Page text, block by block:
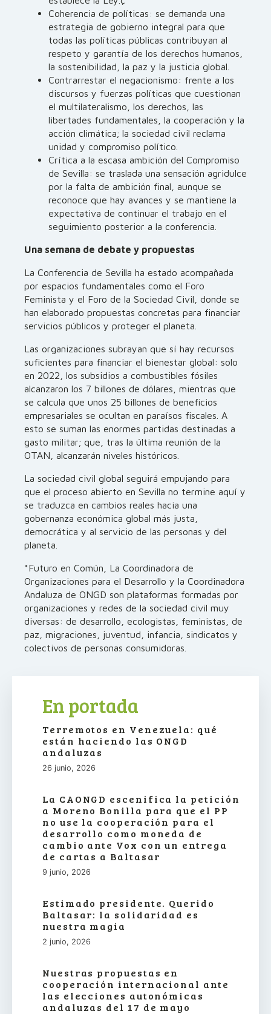
Coherencia de políticas: se demanda una
estrategia de gobierno integral para que
todas las políticas públicas contribuyan al
respeto y garantía de los derechos humanos,
la sostenibilidad, la paz y la justicia global.
Contrarrestar el negacionismo: frente a los
discursos y fuerzas políticas que cuestionan
el multilateralismo, los derechos, las
libertades fundamentales, la cooperación y la
acción climática; la sociedad civil reclama
unidad y compromiso político.
Crítica a la escasa ambición del Compromiso
de Sevilla: se traslada una sensación agridulce
por la falta de ambición final, aunque se
reconoce que hay avances y se mantiene la
expectativa de continuar el trabajo en el
seguimiento posterior a la conferencia.
Una semana de debate y propuestas
La Conferencia de Sevilla ha estado acompañada
por espacios fundamentales como el Foro
Feminista y el Foro de la Sociedad Civil, donde se
han elaborado propuestas concretas para financiar
servicios públicos y proteger el planeta.
Las organizaciones subrayan que sí hay recursos
suficientes para financiar el bienestar global: solo
en 2022, los subsidios a combustibles fósiles
alcanzaron los 7 billones de dólares, mientras que
se calcula que unos 25 billones de beneficios
empresariales se ocultan en paraísos fiscales. A
esto se suman las enormes partidas destinadas a
gasto militar; que, tras la última reunión de la
OTAN, alcanzarán niveles históricos.
La sociedad civil global seguirá empujando para
que el proceso abierto en Sevilla no termine aquí y
se traduzca en cambios reales hacia una
gobernanza económica global más justa,
democrática y al servicio de las personas y del
planeta.
*Futuro en Común, La Coordinadora de
Organizaciones para el Desarrollo y la Coordinadora
Andaluza de ONGD son plataformas formadas por
organizaciones y redes de la sociedad civil muy
diversas: de desarrollo, ecologistas, feministas, de
paz, migraciones, juventud, infancia, sindicatos y
colectivos de personas consumidoras.
En portada
Terremotos en Venezuela: qué
están haciendo las ONGD
andaluzas
26 junio, 2026
La CAONGD escenifica la petición
a Moreno Bonilla para que el PP
no use la cooperación para el
desarrollo como moneda de
cambio ante Vox con un entrega
de cartas a Baltasar
9 junio, 2026
Estimado presidente. Querido
Baltasar: la solidaridad es
nuestra magia
2 junio, 2026
Nuestras propuestas en
cooperación internacional ante
las elecciones autonómicas
andaluzas del 17 de mayo